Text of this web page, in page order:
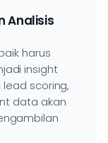
Analisis
harus
insight
scoring,
data akan